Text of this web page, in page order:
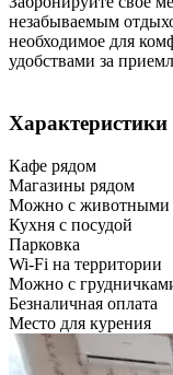
незабываемым
необходимое для
удобствами за
Характеристики
Кафе рядом
Магазины рядом
Можно с животными
Кухня с посудой
Парковка
Wi-Fi на территории
Можно с
Безналичная оплата
Место для курения